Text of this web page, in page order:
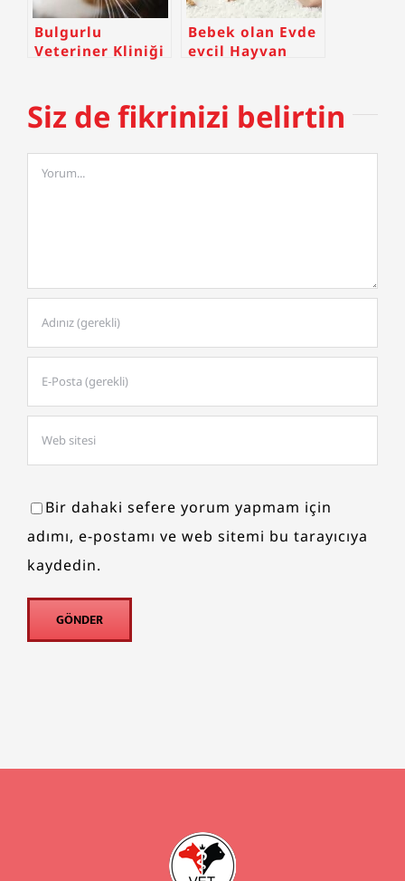
Bulgurlu
Veteriner Kliniği
Bebek olan Evde
evcil Hayvan
Siz de fikrinizi belirtin
Comment
Bir dahaki sefere yorum yapmam için
adımı, e-postamı ve web sitemi bu tarayıcıya
kaydedin.